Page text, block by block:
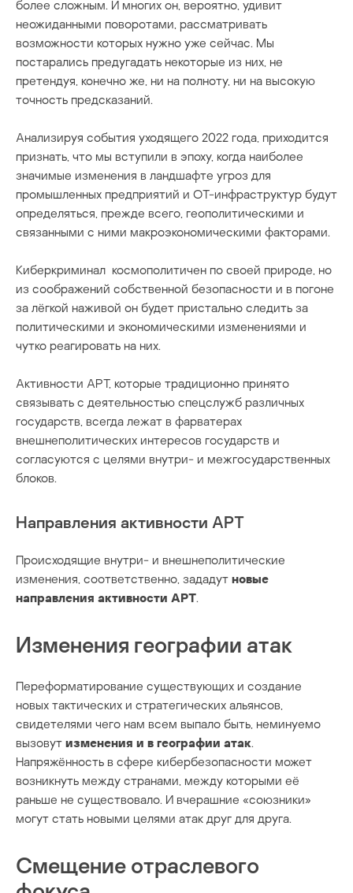
более сложным. И многих он, вероятно, удивит
неожиданными поворотами, рассматривать
возможности которых нужно уже сейчас. Мы
постарались предугадать некоторые из них, не
претендуя, конечно же, ни на полноту, ни на высокую
точность предсказаний.
Анализируя события уходящего 2022 года, приходится
признать, что мы вступили в эпоху, когда наиболее
значимые изменения в ландшафте угроз для
промышленных предприятий и OT-инфраструктур будут
определяться, прежде всего, геополитическими и
связанными с ними макроэкономическими факторами.
Киберкриминал космополитичен по своей природе, но
из соображений собственной безопасности и в погоне
за лёгкой наживой он будет пристально следить за
политическими и экономическими изменениями и
чутко реагировать на них.
Активности APT, которые традиционно принято
связывать с деятельностью спецслужб различных
государств, всегда лежат в фарватерах
внешнеполитических интересов государств и
согласуются с целями внутри- и межгосударственных
блоков.
Направления активности APT
Происходящие внутри- и внешнеполитические
изменения, соответственно, зададут новые
направления активности APT.
Изменения географии атак
Переформатирование существующих и создание
новых тактических и стратегических альянсов,
свидетелями чего нам всем выпало быть, неминуемо
вызовут изменения и в географии атак.
Напряжённость в сфере кибербезопасности может
возникнуть между странами, между которыми её
раньше не существовало. И вчерашние «союзники»
могут стать новыми целями атак друг для друга.
Смещение отраслевого